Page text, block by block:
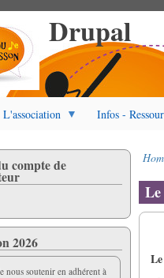
Drupal
L'association Infos -
compte de
2026
nous soutenir en adhérent à